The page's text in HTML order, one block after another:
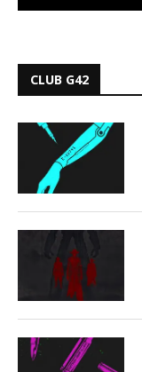
CLUB G42